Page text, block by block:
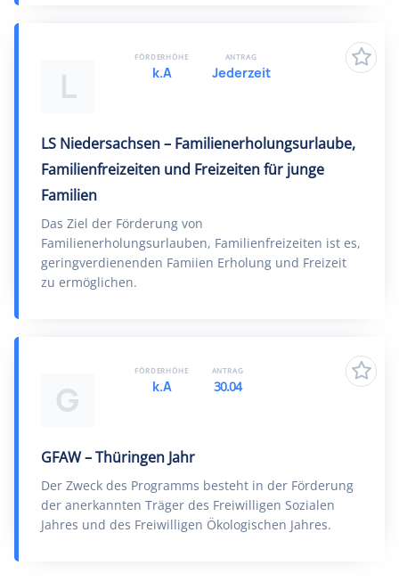
L
LS Niedersachsen – Familienerholungsurlaube,
Familienfreizeiten und Freizeiten für junge
Familien
Das Ziel der Förderung von
Familienerholungsurlauben, Familienfreizeiten ist es,
geringverdienenden Famiien Erholung und Freizeit
zu ermöglichen.
FÖRDERHÖHE
k.A
ANTRAG
Jederzeit
G
GFAW – Thüringen Jahr
Der Zweck des Programms besteht in der Förderung
der anerkannten Träger des Freiwilligen Sozialen
Jahres und des Freiwilligen Ökologischen Jahres.
FÖRDERHÖHE
k.A
ANTRAG
30.04